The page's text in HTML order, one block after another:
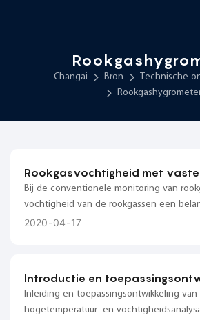
Changai Bron
Technische
Rookgasvochtigheid met vaste
vervuilingsbron
Bij de conventionele monitoring van
vochtigheid van de rookgassen een
maar tevens de moeilijkst nauwkeurig te
te maken krijgt met hoge eisen...
2020 04 17
Introductie en
een online hogetemperatuur-
vochtigheidsanalysator voor
Inleiding en toepassingsontwikkeling
hogetemperatuur- en